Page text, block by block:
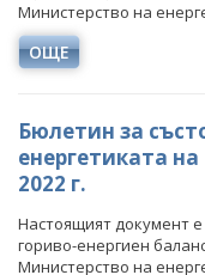
СЪГЛАСУВАНИ
ПРЕКРАТЕНИ
Министерство на
ОЩЕ
Бюлетин за
енергетиката
2022 г.
Настоящият документ
гориво-енергиен
Министерство на